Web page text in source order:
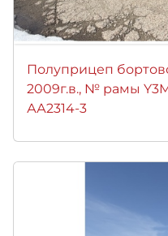
Полуприцеп
2009г.в., № рамы
АА2314-3